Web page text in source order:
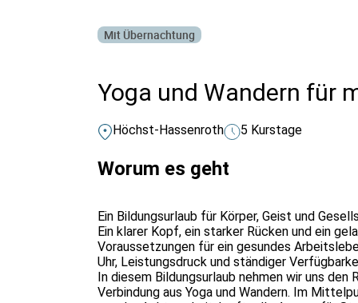
Mit Übernachtung
Yoga und Wandern für
Höchst-Hassenroth 5 Kurstage
Worum es geht
Ein Bildungsurlaub für Körper, Geist und
Ein klarer Kopf, ein starker Rücken und ein
Voraussetzungen für ein gesundes
Uhr, Leistungsdruck und ständiger
In diesem Bildungsurlaub nehmen wir uns
Verbindung aus Yoga und Wandern. Im